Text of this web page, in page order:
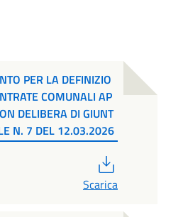
PER LA DEFINIZIO
COMUNALI AP
DELIBERA DI GIUNT
N. 7 DEL 12.03.2026
Scarica